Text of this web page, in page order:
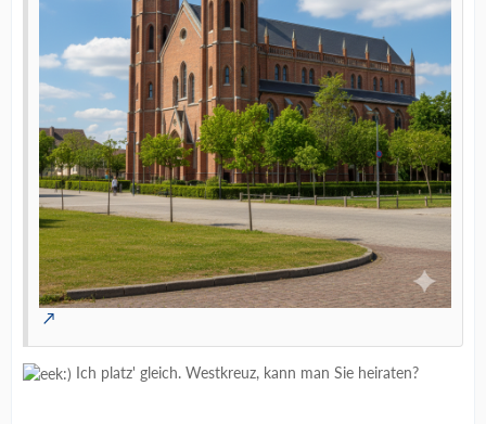
Ich platz' gleich. Westkreuz, kann man Sie heiraten?